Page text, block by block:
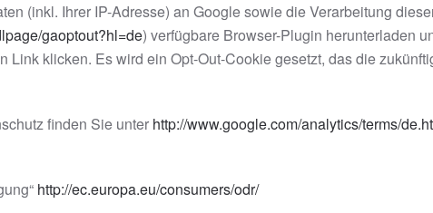
(inkl. Ihrer IP-Adresse) an Google sowie die Verarbeitung
gaoptout?hl=de) verfügbare Browser-Plugin herunterladen
klicken. Es wird ein Opt-Out-Cookie gesetzt, das die
finden Sie unter http://www.google.com/analytics/terms/
http://ec.europa.eu/consumers/odr/